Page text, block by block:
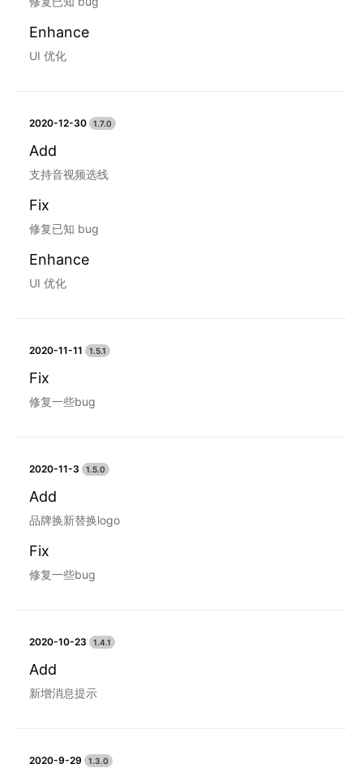
Enhance
UI 优化
2020-12-30 1.7.0
Add
支持音视频选线
Fix
修复已知 bug
Enhance
UI 优化
2020-11-11 1.5.1
Fix
修复一些bug
2020-11-3 1.5.0
Add
品牌换新替换logo
Fix
修复一些bug
2020-10-23 1.4.1
Add
新增消息提示
2020-9-29 1.3.0